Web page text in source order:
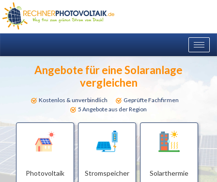
Angebote für eine Solaranlage
vergleichen
Kostenlos & unverbindlich
Geprüfte Fachfirmen
5 Angebote aus der Region
Photovoltaik Stromspeicher Solarthermie